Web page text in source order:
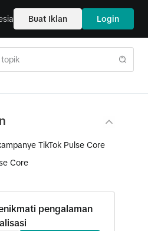
Buat Iklan Login
TikTok Pulse Core
Core
pengalaman